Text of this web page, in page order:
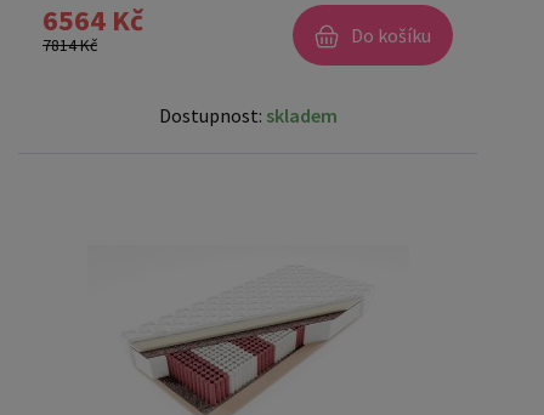
6564 Kč
7814 Kč Do košíku
Dostupnost: skladem